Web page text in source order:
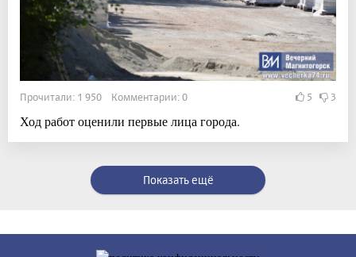
Прочитали: 1 950 Комментарии: 0 5 3
Ход работ оценили первые лица города.
Показать ещё